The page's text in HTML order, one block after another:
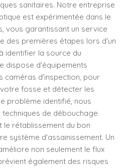
sanitaires. Notre entreprise
est expérimentée dans le
vous garantissant un service
des premières étapes lors d'un
identifier la source du
dispose d'équipements
caméras d'inspection, pour
fosse et détecter les
problème identifié, nous
de débouchage
le rétablissement du bon
système d'assainissement. Un
non seulement le flux
également des risques